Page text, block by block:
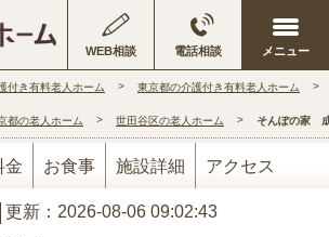
WEB相談 電話相談
付き有料老人ホーム 東京都の介護付き有料老人ホーム
都の老人ホーム 世田谷区の老人ホーム そんぽの家
金 お食事 施設詳細 アクセス
更新：2026-08-06 09:02:43